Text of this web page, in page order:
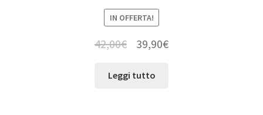
IN OFFERTA!
42,00€ 39,90€
Leggi tutto